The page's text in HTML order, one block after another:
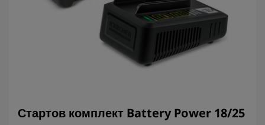
Стартов комплект Battery Power 18/25